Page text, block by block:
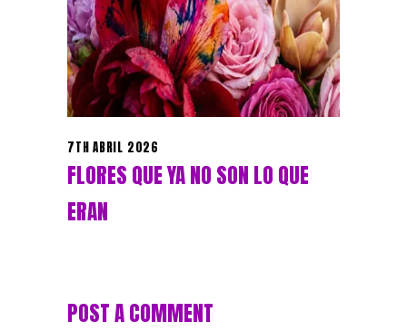
7TH ABRIL 2026
FLORES QUE YA NO SON LO QUE
ERAN
POST A COMMENT